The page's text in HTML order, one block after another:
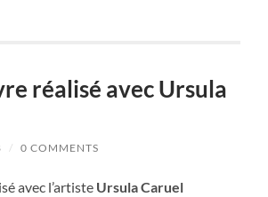
réalisé avec Ursula
/ 0 COMMENTS
avec l’artiste Ursula Caruel